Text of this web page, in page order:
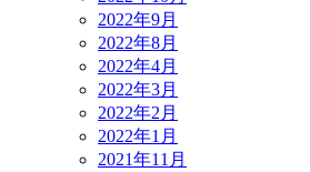
2022年9月
2022年8月
2022年4月
2022年3月
2022年2月
2022年1月
2021年11月